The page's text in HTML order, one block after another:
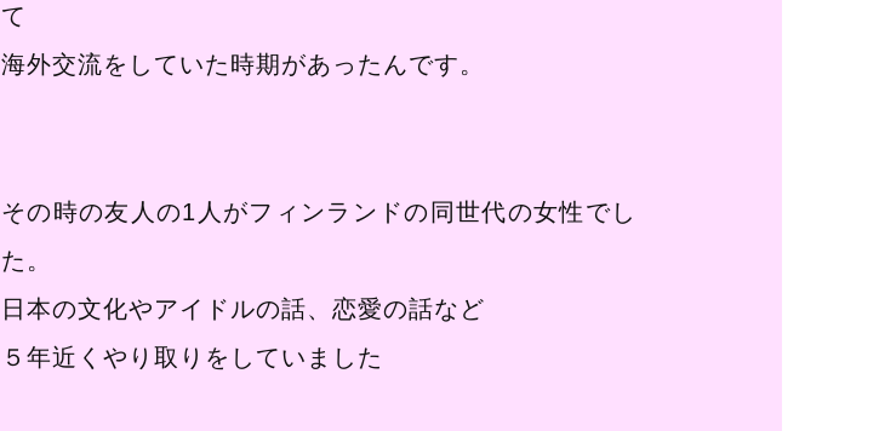
て
海外交流をしていた時期があったんです。
その時の友人の1人がフィンランドの同世代の女性でし
た。
日本の文化やアイドルの話、恋愛の話など
５年近くやり取りをしていました